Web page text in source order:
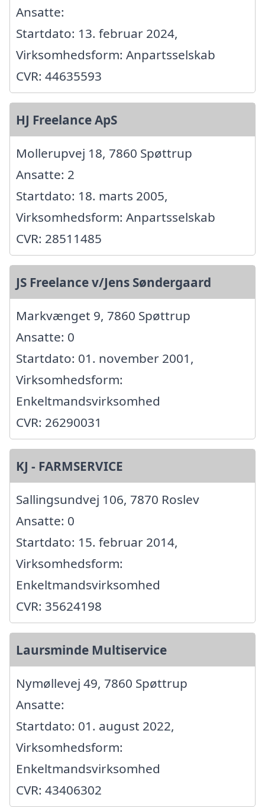
Ansatte:
Startdato: 13. februar 2024,
Virksomhedsform: Anpartsselskab
CVR: 44635593
HJ Freelance ApS
Mollerupvej 18, 7860 Spøttrup
Ansatte: 2
Startdato: 18. marts 2005,
Virksomhedsform: Anpartsselskab
CVR: 28511485
JS Freelance v/Jens Søndergaard
Markvænget 9, 7860 Spøttrup
Ansatte: 0
Startdato: 01. november 2001,
Virksomhedsform:
Enkeltmandsvirksomhed
CVR: 26290031
KJ - FARMSERVICE
Sallingsundvej 106, 7870 Roslev
Ansatte: 0
Startdato: 15. februar 2014,
Virksomhedsform:
Enkeltmandsvirksomhed
CVR: 35624198
Laursminde Multiservice
Nymøllevej 49, 7860 Spøttrup
Ansatte:
Startdato: 01. august 2022,
Virksomhedsform:
Enkeltmandsvirksomhed
CVR: 43406302